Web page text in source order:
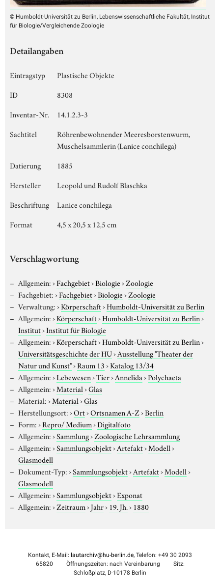
© Humboldt-Universität zu Berlin, Lebenswissenschaftliche Fakultät, Institut
für Biologie/Vergleichende Zoologie
Detailangaben
Eintragstyp
Plastische Objekte
ID
8308
Inventar-Nr.
14.1.2.3-3
Sachtitel
Röhrenbewohnender Meeresborstenwurm,
Muschelsammlerin (Lanice conchilega)
Datierung
1885
Hersteller
Leopold und Rudolf Blaschka
Beschriftung
Lanice conchilega
Format
4,5 x 20,5 x 12,5 cm
Verschlagwortung
Allgemein:›Fachgebiet›Biologie›Zoologie
Fachgebiet:›Fachgebiet›Biologie›Zoologie
Verwaltung:›Körperschaft›Humboldt-Universität zu Berlin
Allgemein:›Körperschaft›Humboldt-Universität zu Berlin›
Institut›Institut für Biologie
Allgemein:›Körperschaft›Humboldt-Universität zu Berlin›
Universitätsgeschichte der HU›Ausstellung "Theater der
Natur und Kunst"›Raum 13›Katalog 13/34
Allgemein:›Lebewesen›Tier›Annelida›Polychaeta
Allgemein:›Material›Glas
Material:›Material›Glas
Herstellungsort:›Ort›Ortsnamen A-Z›Berlin
Form:›Repro/ Medium›Digitalfoto
Allgemein:›Sammlung›Zoologische Lehrsammlung
Allgemein:›Sammlungsobjekt›Artefakt›Modell›
Glasmodell
Dokument-Typ:›Sammlungsobjekt›Artefakt›Modell›
Glasmodell
Allgemein:›Sammlungsobjekt›Exponat
Allgemein:›Zeitraum›Jahr› 19. Jh.› 1880
Kontakt, E-Mail: lautarchiv@hu-berlin.de, Telefon: +49 30 2093
65820
Öffnungszeiten: nach Vereinbarung
Sitz:
Schloßplatz, D-10178 Berlin